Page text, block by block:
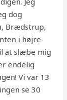
dog
Brædstrup,
i højre
at slæbe mig
endelig
Vi var 13
se 30